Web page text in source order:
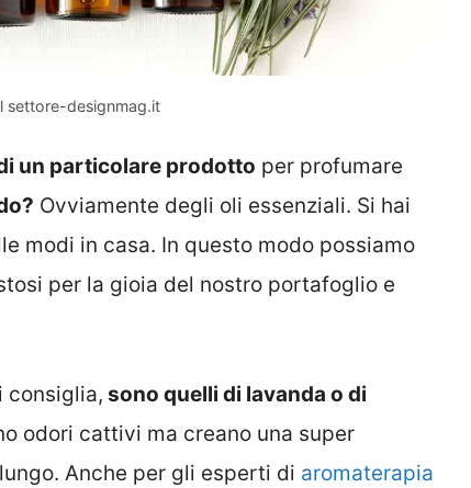
settore-designmag.it
un particolare prodotto per profumare
Ovviamente degli oli essenziali. Si hai
modi in casa. In questo modo possiamo
per la gioia del nostro portafoglio e
consiglia, sono quelli di lavanda o di
odori cattivi ma creano una super
Anche per gli esperti di aromaterapia